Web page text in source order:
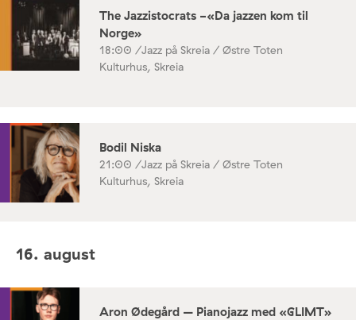
The Jazzistocrats -«Da jazzen kom til
Norge»
18:00 /Jazz på Skreia / Østre Toten
Kulturhus, Skreia
Bodil Niska
21:00 /Jazz på Skreia / Østre Toten
Kulturhus, Skreia
16. august
Aron Ødegård – Pianojazz med «GLIMT»